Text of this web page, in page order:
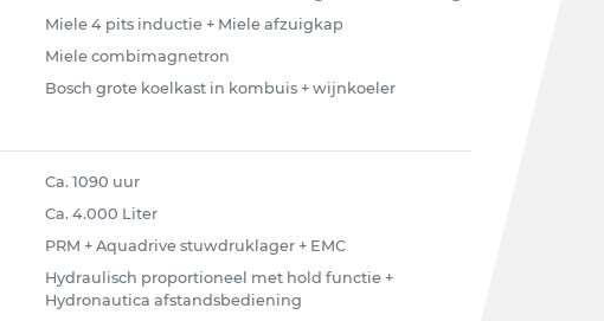
Miele 4 pits inductie + Miele afzuigkap
Miele combimagnetron
Bosch grote koelkast in kombuis + wijnkoeler
Ca. 1090 uur
Ca. 4.000 Liter
PRM + Aquadrive stuwdruklager + EMC
Hydraulisch proportioneel met hold functie +
Hydronautica afstandsbediening